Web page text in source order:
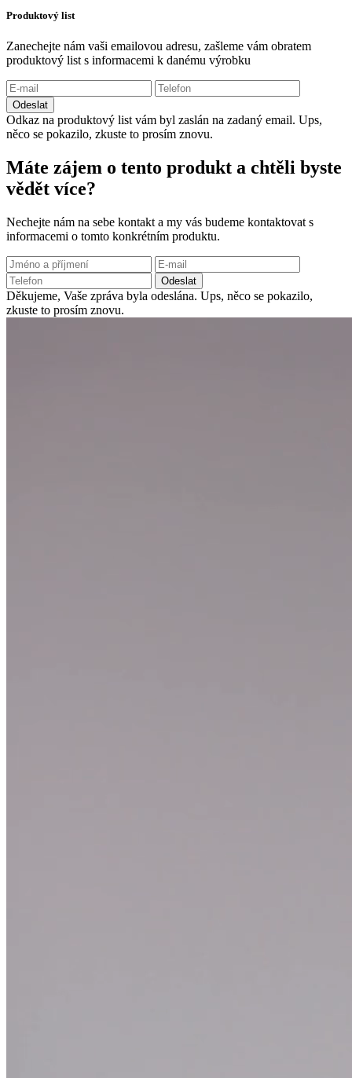
Produktový list
Zanechejte nám vaši emailovou adresu, zašleme vám obratem
produktový list s informacemi k danému výrobku
Odeslat
Odkaz na produktový list vám byl zaslán na zadaný email. Ups,
něco se pokazilo, zkuste to prosím znovu.
Máte zájem o tento produkt a chtěli byste
vědět více?
Nechejte nám na sebe kontakt a my vás budeme kontaktovat s
informacemi o tomto konkrétním produktu.
Odeslat
Děkujeme, Vaše zpráva byla odeslána. Ups, něco se pokazilo,
zkuste to prosím znovu.